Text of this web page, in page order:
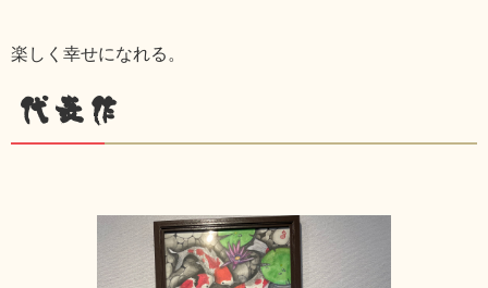
楽しく幸せになれる。
代表作